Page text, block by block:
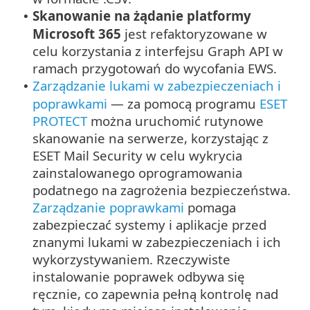
• Skanowanie na żądanie platformy
Microsoft 365 jest refaktoryzowane w
celu korzystania z interfejsu Graph API w
ramach przygotowań do wycofania EWS.
• Zarządzanie lukami w zabezpieczeniach i
poprawkami — za pomocą programu ESET
PROTECTmożna uruchomić rutynowe
skanowanie na serwerze, korzystając z
ESET Mail Security w celu wykrycia
zainstalowanego oprogramowania
podatnego na zagrożenia bezpieczeństwa.
Zarządzanie poprawkami pomaga
zabezpieczać systemy i aplikacje przed
znanymi lukami w zabezpieczeniach i ich
wykorzystywaniem. Rzeczywiste
instalowanie poprawek odbywa się
ręcznie, co zapewnia pełną kontrolę nad